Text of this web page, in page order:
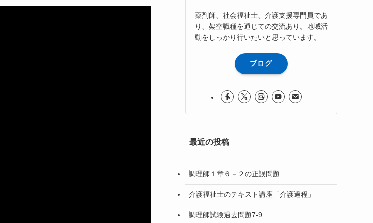
薬剤師、社会福祉士、介護支援専門員であ
り、架空職種を通じての交流あり。地域活
動をしっかり行いたいと思っています。
ブログ
最近の投稿
調理師１章６－２の正誤問題
介護福祉士のテキスト講座「介護過程」
調理師試験過去問題7-9